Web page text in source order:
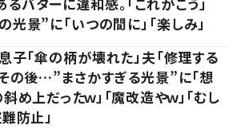
景”に「いつの間に」「楽しみ」
子「傘の柄が壊れた」夫「修理する
の後…”まさかすぎる光景”に「想
め上だったｗ」「魔改造やｗ」「むし
防止」